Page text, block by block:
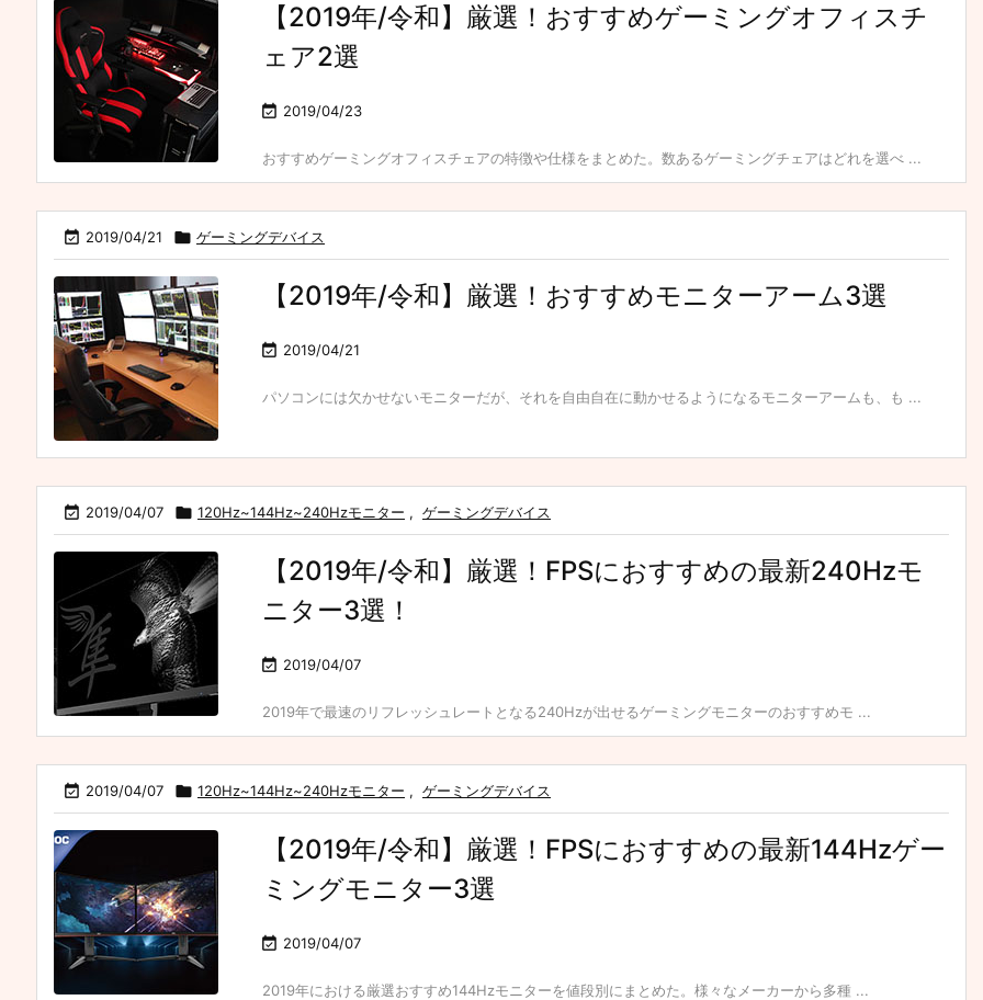
【2019年/令和】厳選！おすすめゲーミングオフィスチ
ェア2選
 2019/04/23
おすすめゲーミングオフィスチェアの特徴や仕様をまとめた。数あるゲーミングチェアはどれを選べ ...
 2019/04/21  ゲーミングデバイス
【2019年/令和】厳選！おすすめモニターアーム3選
 2019/04/21
パソコンには欠かせないモニターだが、それを自由自在に動かせるようになるモニターアームも、も ...
 2019/04/07  120Hz~144Hz~240Hzモニター , ゲーミングデバイス
【2019年/令和】厳選！FPSにおすすめの最新240Hzモ
ニター3選！
 2019/04/07
2019年で最速のリフレッシュレートとなる240Hzが出せるゲーミングモニターのおすすめモ ...
 2019/04/07  120Hz~144Hz~240Hzモニター , ゲーミングデバイス
【2019年/令和】厳選！FPSにおすすめの最新144Hzゲー
ミングモニター3選
 2019/04/07
2019年における厳選おすすめ144Hzモニターを値段別にまとめた。様々なメーカーから多種 ...